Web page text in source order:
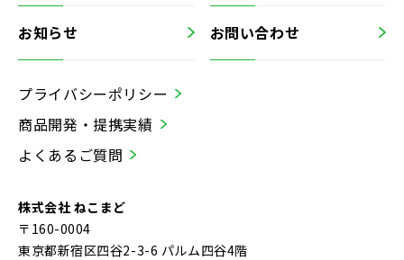
お知らせ お問い合わせ
プライバシーポリシー
商品開発・提携実績
よくあるご質問
株式会社 ねこまど
〒160-0004
東京都新宿区四谷2-3-6 パルム四谷4階